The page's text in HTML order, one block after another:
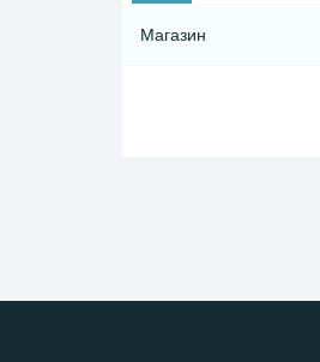
Магазин